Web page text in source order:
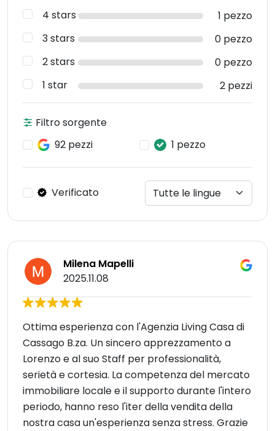
4 stars
1 pezzo
3 stars
0 pezzo
2 stars
0 pezzo
1 star
2 pezzi
Filtro sorgente
92 pezzi
1 pezzo
Verificato
Milena Mapelli
2025.11.08
Ottima esperienza con l'Agenzia Living Casa di
Cassago B.za. Un sincero apprezzamento a
Lorenzo e al suo Staff per professionalità,
serietà e cortesia. La competenza del mercato
immobiliare locale e il supporto durante l'intero
periodo, hanno reso l'iter della vendita della
nostra casa un'esperienza senza stress. Grazie